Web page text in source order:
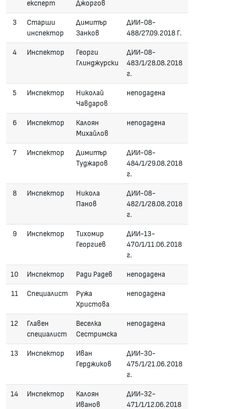
експерт Джоргов
3
Старши
инспектор
Димитър
Занков
ДИИ-08-
488/27.09.2018 Г.
4 Инспектор
Георги
Глинджурски
ДИИ-08-
483/1/28.08.2018
г.
5 Инспектор
Николай
Чавдаров
неподадена
6 Инспектор
Калоян
Михайлов
неподадена
7 Инспектор
Димитър
Туджаров
ДИИ-08-
484/1/29.08.2018
г.
8 Инспектор
Никола
Панов
ДИИ-08-
482/1/28.08.2018
г.
9 Инспектор
Тихомир
Георгиев
ДИИ-13-
470/1/11.06.2018
г.
10 Инспектор Ради Радев неподадена
11 Специалист
Ружа
Христова
неподадена
12
Главен
специалист
Веселка
Сестримска
неподадена
13 Инспектор
Иван
Герджиков
ДИИ-30-
475/1/21.06.2018
г.
14 Инспектор
Калоян
Иванов
ДИИ-32-
471/1/12.06.2018